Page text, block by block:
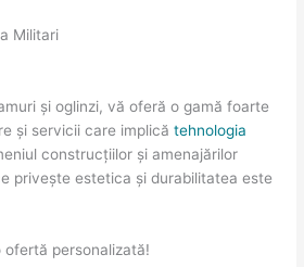
și oglinzi, vă oferă o gamă foarte
și servicii care implicătehnologia
construcțiilor și amenajărilor
privește estetica și durabilitatea este
ofertă personalizată!